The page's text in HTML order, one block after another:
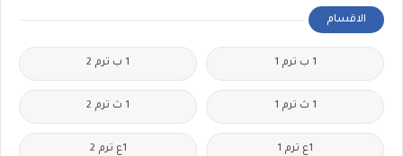
الاقسام
1 ب ترم 1 1 ب ترم 2
1 ث ترم 1 1 ث ترم 2
1ع ترم 1 1ع ترم 2